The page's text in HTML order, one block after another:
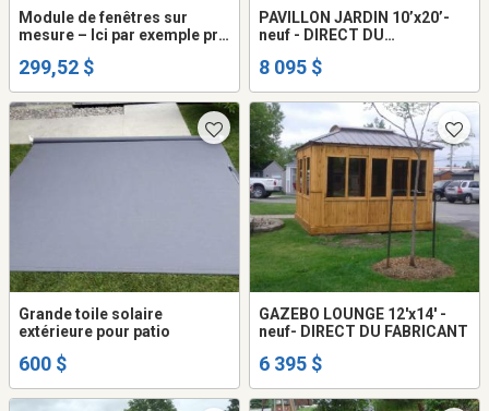
Module de fenêtres sur
mesure – Ici par exemple prix
299,52 $
PAVILLON JARDIN 10’x20’-
neuf - DIRECT DU
8 095 $
Grande toile solaire
extérieure pour patio
600 $
GAZEBO LOUNGE 12'x14' -
neuf- DIRECT DU FABRICANT
6 395 $